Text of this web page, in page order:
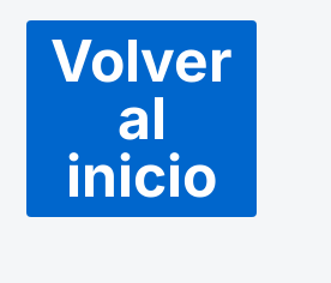
Volver
al
inicio